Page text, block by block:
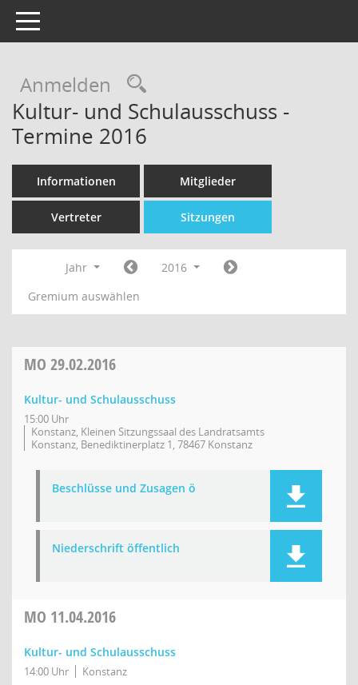
Toggle navigation
Anmelden Rechercheauswahl
Kultur- und Schulausschuss -
Termine 2016
Informationen Mitglieder
Vertreter Sitzungen
Jahr
2016
Gremium auswählen
MO 29.02.2016
Kultur- und Schulausschuss
15:00 Uhr
Konstanz, Kleinen Sitzungssaal des Landratsamts
Konstanz, Benediktinerplatz 1, 78467 Konstanz
Beschlüsse und Zusagen ö
Niederschrift öffentlich
MO 11.04.2016
Kultur- und Schulausschuss
14:00 Uhr Konstanz